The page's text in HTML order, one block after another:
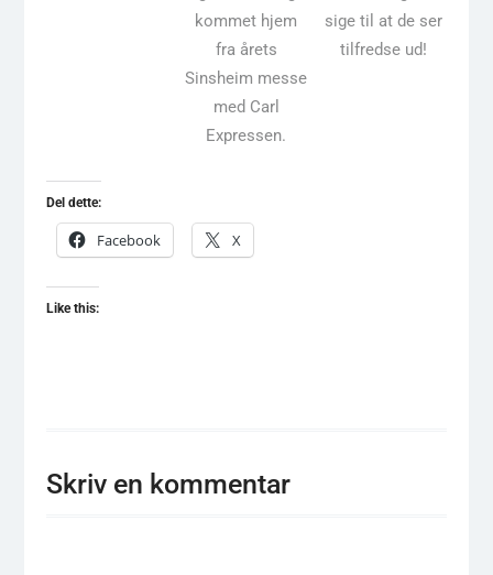
kommet hjem
fra årets
Sinsheim messe
med Carl
Expressen.
sige til at de ser
tilfredse ud!
Del dette:
Facebook X
Like this:
Skriv en kommentar